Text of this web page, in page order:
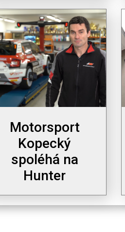
Motorsport
Kopecký
spoléhá na
Hunter